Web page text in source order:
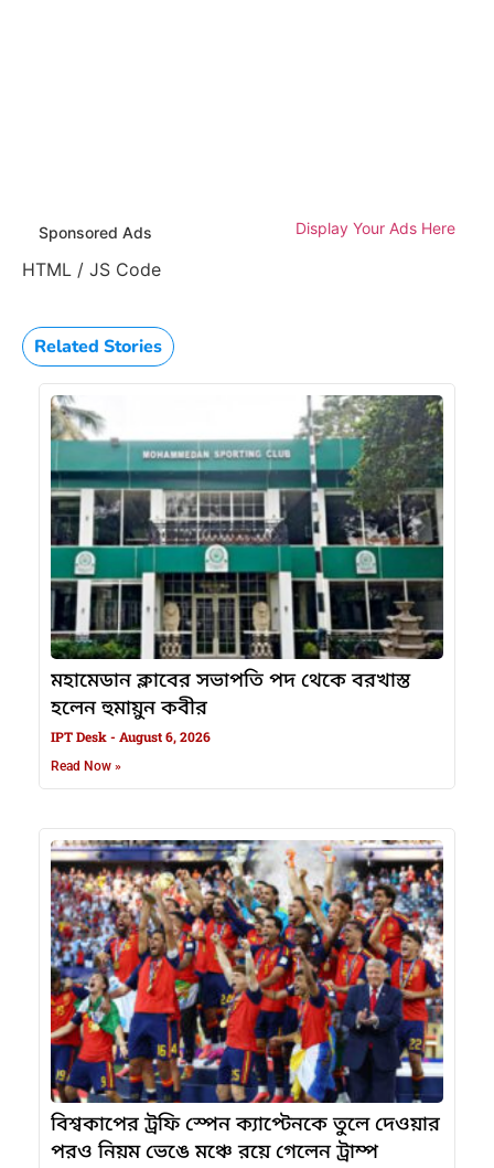
Sponsored Ads Display Your Ads Here
HTML / JS Code
Related Stories
মহামেডান ক্লাবের সভাপতি পদ থেকে বরখাস্ত
হলেন হুমায়ুন কবীর
IPT Desk August 6, 2026
Read Now »
বিশ্বকাপের ট্রফি স্পেন ক্যাপ্টেনকে তুলে দেওয়ার
পরও নিয়ম ভেঙে মঞ্চে রয়ে গেলেন ট্রাম্প